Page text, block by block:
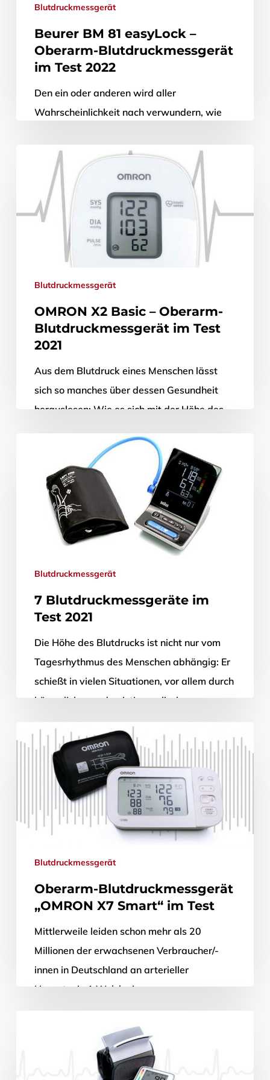
Blutdruckmessgerät
Beurer BM 81 easyLock –
Oberarm-Blutdruckmessgerät
im Test 2022
Den ein oder anderen wird aller
Wahrscheinlichkeit nach verwundern, wie
Widerständen in puncto Gesundheit doch
sein können: Schon 60 – 150 Minuten…
12. April 2022
Blutdruckmessgerät
OMRON X2 Basic – Oberarm-
Blutdruckmessgerät im Test
2021
Aus dem Blutdruck eines Menschen lässt
sich so manches über dessen Gesundheit
herauslesen: Wie es sich mit der Höhe des
28. Juni 2021
Blutdruckmessgerät
7 Blutdruckmessgeräte im
Test 2021
Die Höhe des Blutdrucks ist nicht nur vom
Tagesrhythmus des Menschen abhängig: Er
schießt in vielen Situationen, vor allem durch
körperliches und geistig-seelisches
Stresserleben, erheblich…
22. Dezember 2020
Blutdruckmessgerät
Oberarm-Blutdruckmessgerät
„OMRON X7 Smart“ im Test
Mittlerweile leiden schon mehr als 20
Millionen der erwachsenen Verbraucher/-
innen in Deutschland an arterieller
Hypertonie.1 Welche immensen
Gesundheitsrisiken mit einem chronisch
erhöhten Blutdruck verbunden sind,…
9. September 2020